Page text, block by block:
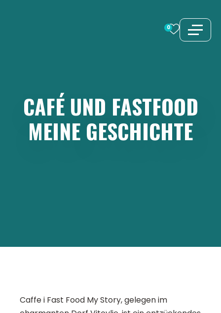
0
CAFÉ UND FASTFOOD
MEINE GESCHICHTE
Caffe i Fast Food My Story, gelegen im